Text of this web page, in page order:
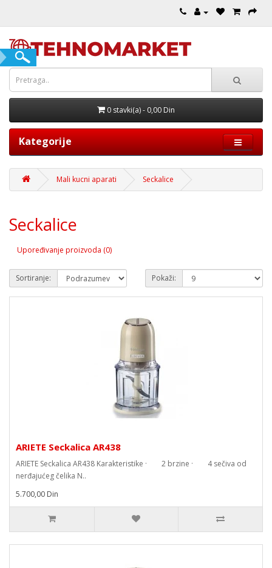
0 stavki(a) - 0,00 Din
Kategorije
Mali kucni aparati Seckalice
Seckalice
Upoređivanje proizvoda (0)
Sortiranje: Pokaži:
ARIETE Seckalica AR438
ARIETE Seckalica AR438 Karakteristike · 2 brzine · 4 sečiva od
nerđajućeg čelika N..
5.700,00 Din